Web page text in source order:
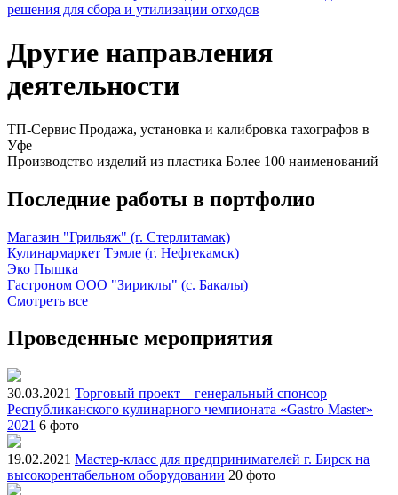
решения для сбора и утилизации отходов
Другие направления
деятельности
ТП-Сервис Продажа, установка и калибровка тахографов в
Уфе
Производство изделий из пластика Более 100 наименований
Последние работы в портфолио
Магазин "Грильяж" (г. Стерлитамак)
Кулинармаркет Тэмле (г. Нефтекамск)
Эко Пышка
Гастроном ООО "Зириклы" (с. Бакалы)
Смотреть все
Проведенные мероприятия
30.03.2021 Торговый проект – генеральный спонсор
Республиканского кулинарного чемпионата «Gastro Master»
2021 6 фото
19.02.2021 Мастер-класс для предпринимателей г. Бирск на
высокорентабельном оборудовании 20 фото